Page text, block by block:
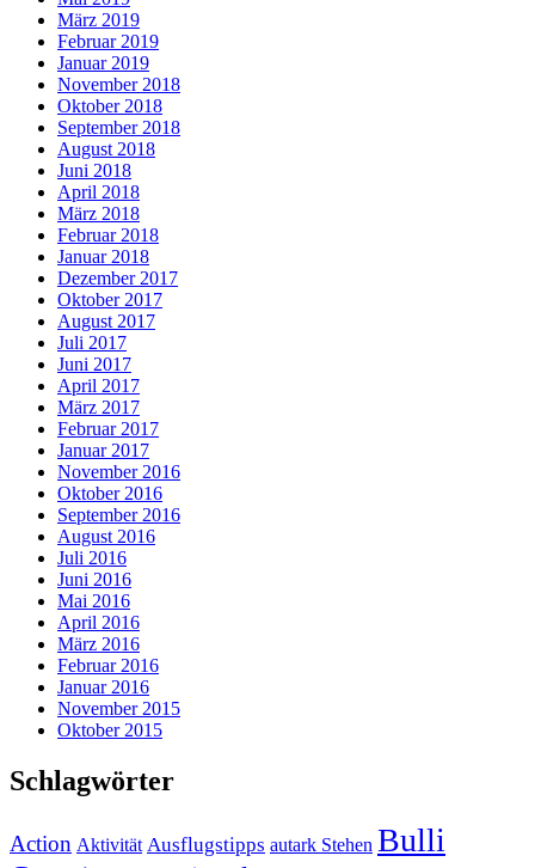
März 2019
Februar 2019
Januar 2019
November 2018
Oktober 2018
September 2018
August 2018
Juni 2018
April 2018
März 2018
Februar 2018
Januar 2018
Dezember 2017
Oktober 2017
August 2017
Juli 2017
Juni 2017
April 2017
März 2017
Februar 2017
Januar 2017
November 2016
Oktober 2016
September 2016
August 2016
Juli 2016
Juni 2016
Mai 2016
April 2016
März 2016
Februar 2016
Januar 2016
November 2015
Oktober 2015
Schlagwörter
Action Aktivität Ausflugstipps autark Stehen Bulli